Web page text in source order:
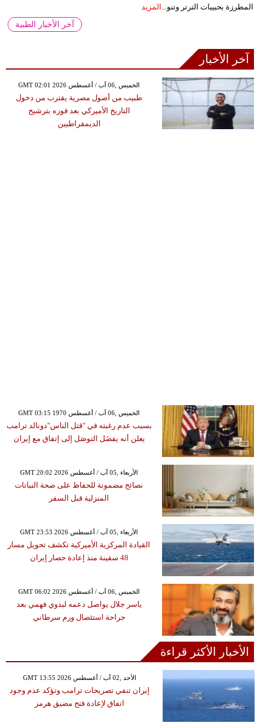
المطرزة بحبيبات الترتر وتنو... المزيد
آخر الأخبار الطبية
آخر الأخبار
GMT 02:01 2026 الخميس ,06 آب / أغسطس
طبيب من أصول مصرية يقترب من دخول
التاريخ الأميركي بعد فوزه بترشيح
الديمقراطيين
GMT 03:15 1970 الخميس ,06 آب / أغسطس
بسبب عدم رغبته في "قتل الناس"دونالد ترامب
يعلن أنه يفضَل التوصَل إلى إتفاق مع إيران
GMT 20:02 2026 الأربعاء ,05 آب / أغسطس
نصائح مضمونة للحفاظ على صحة النباتات
المنزلية قبل السفر
GMT 23:53 2026 الأربعاء ,05 آب / أغسطس
القيادة المركزية الأميركية تكشف تحويل مسار
48 سفينة منذ إعادة حصار إيران
GMT 06:02 2026 الخميس ,06 آب / أغسطس
ياسر جلال يواصل دعمه لبدوي فهمي بعد
جراحة استئصال ورم سرطاني
الأخبار الأكثر قراءة
GMT 13:55 2026 الأحد ,02 آب / أغسطس
إيران تنفي تصريحات ترامب وتؤكد عدم وجود
اتفاق لإعادة فتح مضيق هرمز